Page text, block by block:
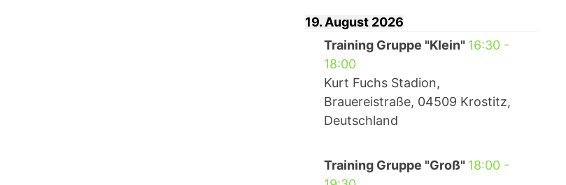
19. August 2026
Training Gruppe "Klein" 16:30-
18:00
Kurt Fuchs Stadion,
Brauereistraße, 04509 Krostitz,
Deutschland
Training Gruppe "Groß" 18:00-